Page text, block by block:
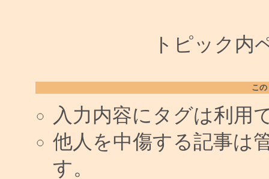
トピック内
こ
入力内容にタグは利用
他人を中傷する記事は
す。